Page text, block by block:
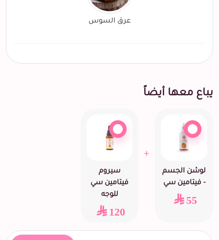
عرق السوس
يباع معها أيضاً
لوشن الجسم
- فيتامين سي
55
+
سيروم
فيتامين سي
للوجه
120